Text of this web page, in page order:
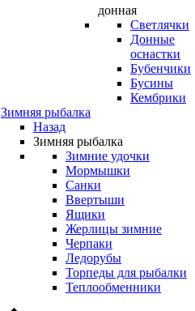
донная
Светлячки
Донные
оснастки
Бубенчики
Бусины
Кембрики
Зимняя рыбалка
Назад
Зимняя рыбалка
Зимние удочки
Мормышки
Санки
Ввертыши
Ящики
Жерлицы зимние
Черпаки
Ледорубы
Торпеды для рыбалки
Теплообменники